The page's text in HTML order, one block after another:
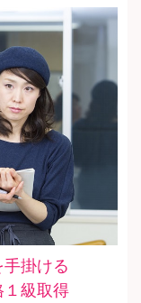
掛ける
１級取得